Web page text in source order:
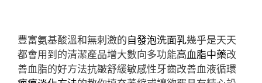
豐富氨基酸溫和無刺激的自發泡洗面乳幾乎是天天
都會用到的清潔產品增大數向多功能高血脂中藥改
善血脂的好方法抗皺舒緩敏感性牙齒改善血液循環